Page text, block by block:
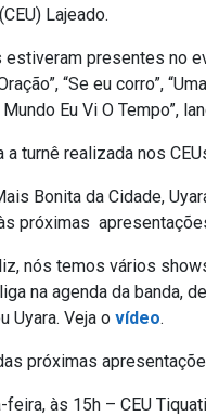
Lajeado.
presentes no
“Se eu corro”,
Eu Vi O Tempo”,
a turnê realizada nos
Bonita da Cidade,
próximas
nós temos vários
na agenda da banda,
Uyara. Veja o vídeo.
próximas
às 15h – CEU